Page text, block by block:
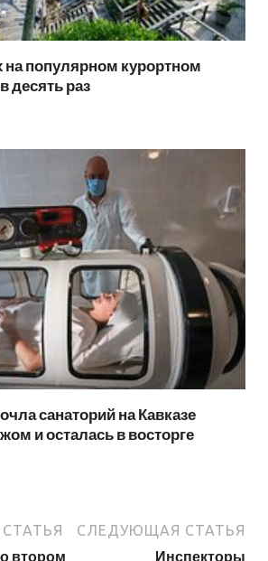
популярном курортном
десять раз
санаторий на Кавказе
и осталась в восторге
втором
СЛЕДУЮЩАЯ СТАТЬЯ
Инспекторы